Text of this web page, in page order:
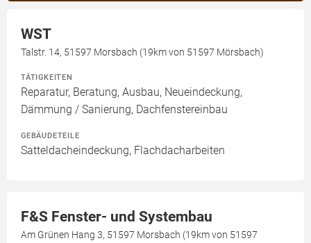
WST
Talstr. 14, 51597 Morsbach (19km von 51597 Mörsbach)
TÄTIGKEITEN
Reparatur, Beratung, Ausbau, Neueindeckung,
Dämmung / Sanierung, Dachfenstereinbau
GEBÄUDETEILE
Satteldacheindeckung, Flachdacharbeiten
F&S Fenster- und Systembau
Am Grünen Hang 3, 51597 Morsbach (19km von 51597